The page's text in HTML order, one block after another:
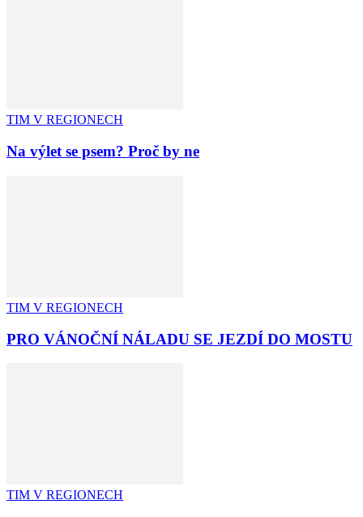
TIM V REGIONECH
Na výlet se psem? Proč by ne
TIM V REGIONECH
PRO VÁNOČNÍ NÁLADU SE JEZDÍ DO MOSTU
TIM V REGIONECH